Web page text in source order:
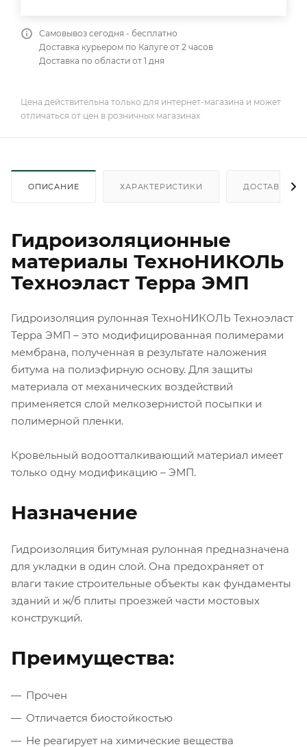
Самовывоз сегодня - бесплатно
Доставка курьером по Калуге от 2 часов
Доставка по области от 1 дня
Цена действительна только для интернет-магазина и может
отличаться от цен в розничных магазинах
ОПИСАНИЕ ХАРАКТЕРИСТИКИ ДОСТАВКА
Гидроизоляционные
материалы ТехноНИКОЛЬ
Техноэласт Терра ЭМП
Гидроизоляция рулонная ТехноНИКОЛЬ Техноэласт
Терра ЭМП – это модифицированная полимерами
мембрана, полученная в результате наложения
битума на полиэфирную основу. Для защиты
материала от механических воздействий
применяется слой мелкозернистой посыпки и
полимерной пленки.
Кровельный водоотталкивающий материал имеет
только одну модификацию – ЭМП.
Назначение
Гидроизоляция битумная рулонная предназначена
для укладки в один слой. Она предохраняет от
влаги такие строительные объекты как фундаменты
зданий и ж/б плиты проезжей части мостовых
конструкций.
Преимущества:
Прочен
Отличается биостойкостью
Не реагирует на химические вещества